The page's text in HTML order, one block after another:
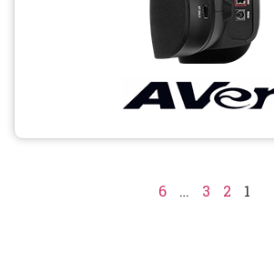
1
2
3
…
6